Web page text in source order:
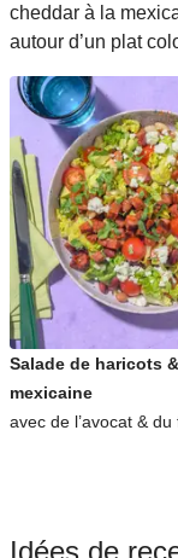
cheddar à la
autour d’un plat
Salade de haricots
mexicaine
avec de l’avocat &
Idées de